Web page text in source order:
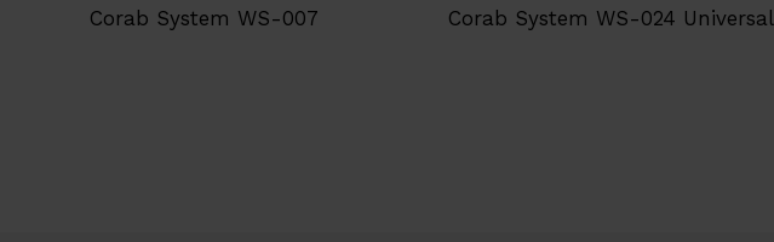
Corab System WS-007 Corab System WS-024 Universal